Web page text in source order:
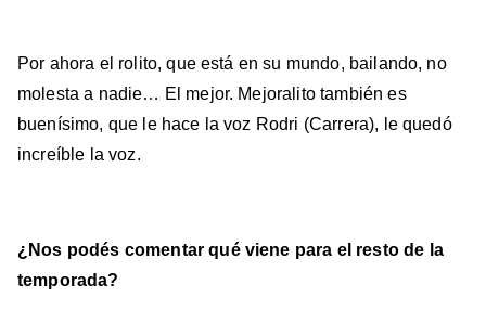
Por ahora el rolito, que está en su mundo, bailando, no
molesta a nadie… El mejor. Mejoralito también es
buenísimo, que le hace la voz Rodri (Carrera), le quedó
increíble la voz.
¿Nos podés comentar qué viene para el resto de la
temporada?